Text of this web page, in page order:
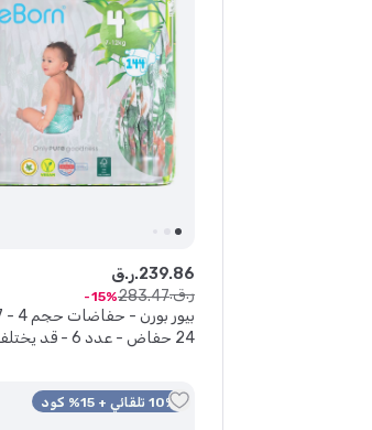
24 حفاض - عدد 6 - قد يختلف التصميم
ر.ق.239.86
ر.ق.
283.47
15
10% تلقائي + 15% كود